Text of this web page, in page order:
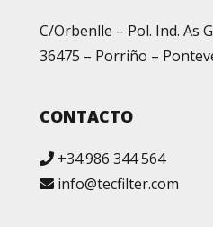
C/Orbenlle – Pol. Ind. As
36475 – Porriño –
CONTACTO
+34.986 344 564
info@tecfilter.com